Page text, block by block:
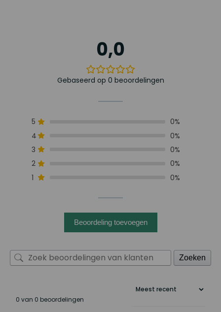
0,0
Gebaseerd op 0 beoordelingen
5
0%
4
0%
3
0%
2
0%
1
0%
Beoordeling toevoegen
Zoeken
0 van 0 beoordelingen